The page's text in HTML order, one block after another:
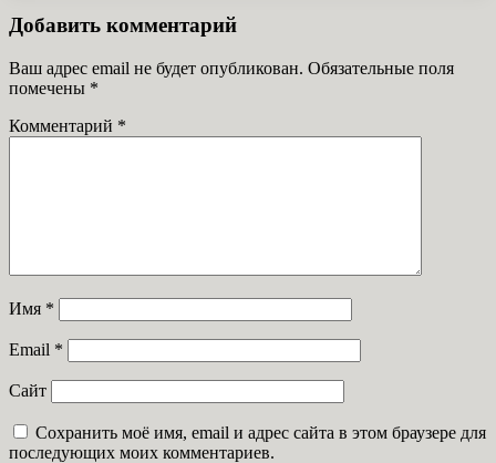
Добавить комментарий
Ваш адрес email не будет опубликован. Обязательные поля
помечены *
Комментарий *
Имя *
Email *
Сайт
Сохранить моё имя, email и адрес сайта в этом браузере для
последующих моих комментариев.